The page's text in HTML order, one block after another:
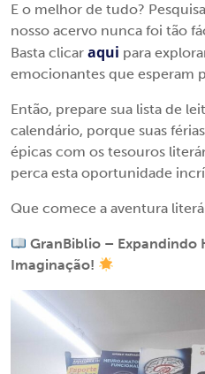
E o melhor de tudo?
nosso acervo nunca foi tão
Basta clicar aqui para
emocionantes que esperam
Então, prepare sua lista de
calendário, porque suas
épicas com os tesouros
perca esta oportunidade
Que comece a aventura
GranBiblio – Expandindo
Imaginação!